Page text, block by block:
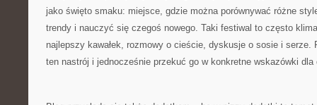
jako święto smaku: miejsce, gdzie można porównywać różne
trendy i nauczyć się czegoś nowego. Taki festiwal to często
najlepszy kawałek, rozmowy o cieście, dyskusje o sosie i serze.
ten nastrój i jednocześnie przekuć go w konkretne wskazówki dla